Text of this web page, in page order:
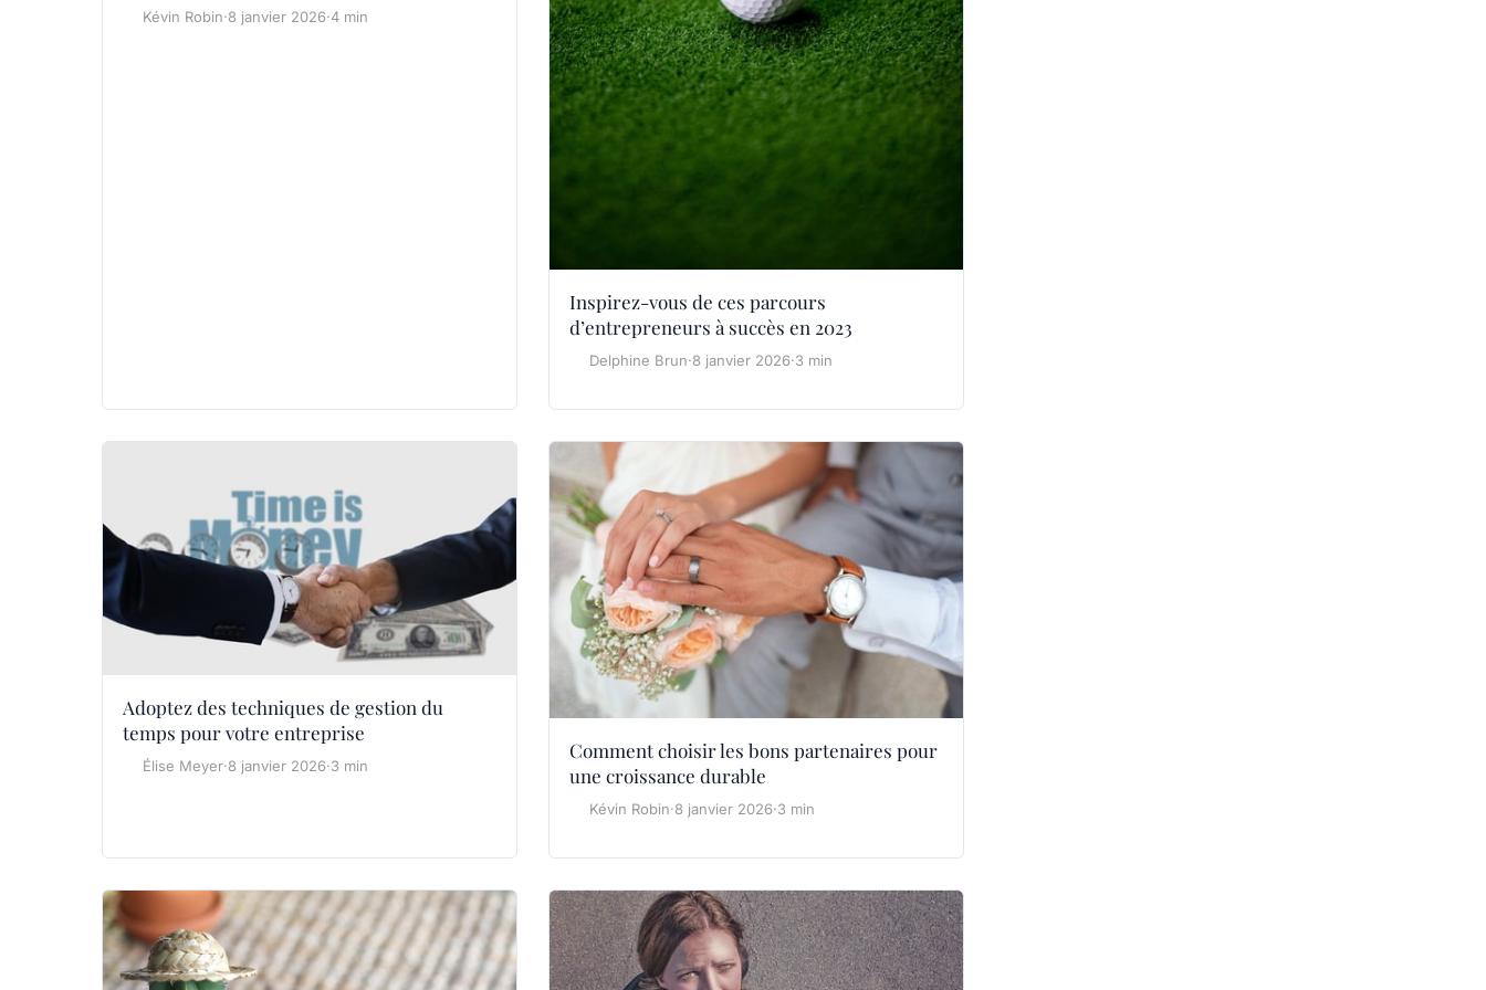
Kévin Robin·8 janvier 2026·4 min
Inspirez-vous de ces parcours
d’entrepreneurs à succès en 2023
Delphine Brun·8 janvier 2026·3 min
Adoptez des techniques de gestion du
temps pour votre entreprise
Élise Meyer·8 janvier 2026·3 min
Comment choisir les bons partenaires pour
une croissance durable
Kévin Robin·8 janvier 2026·3 min